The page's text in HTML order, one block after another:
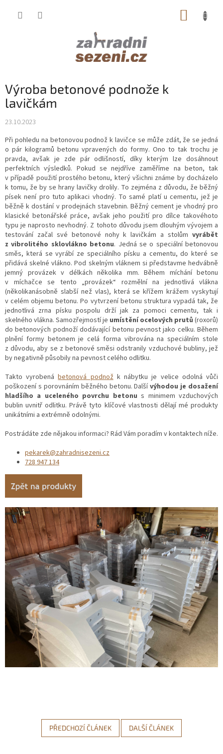
Výroba betonové podnože k
lavičkám
23.10.2023
Při pohledu na betonovou podnož k lavičce se může zdát, že se jedná
o pár kilogramů betonu vpravených do formy. Ono to tak trochu je
pravda, avšak je zde pár odlišností, díky kterým lze dosáhnout
perfektních výsledků. Pokud se nejdříve zaměříme na beton, tak
v případě použití prostého betonu, který všichni známe by docházelo
k tomu, že by se hrany lavičky drolily. To zejména z důvodu, že běžný
písek není pro tuto aplikaci vhodný. To samé platí u cementu, jež je
běžně k dostání v prodejnách stavebnin. Běžný cement je vhodný pro
klasické betonářské práce, avšak jeho použití pro dílce takovéhoto
typu je naprosto nevhodný. Z tohoto důvodu jsem dlouhým vývojem a
testování začal své betonové nohy k lavičkám a stolům vyrábět
z vibrolitého sklovlákno betonu. Jedná se o speciální betonovou
směs, která se vyrábí ze speciálního písku a cementu, do které se
přidává skelné vlákno. Pod skelným vláknem si představme hedvábně
jemný provázek v délkách několika mm. Během míchání betonu
v míchačce se tento „provázek“ rozmělní na jednotlivá vlákna
(několikanásobně slabší než vlas), která se křížem krážem vyskytují
v celém objemu betonu. Po vytvrzení betonu struktura vypadá tak, že
jednotlivá zrna písku pospolu drží jak za pomoci cementu, tak i
skelného vlákna. Samozřejmostí je umístění ocelových prutů (roxorů)
do betonových podnoží dodávající betonu pevnost jako celku. Během
plnění formy betonem je celá forma vibrována na speciálním stole
z důvodu, aby se z betonové směsi odstranily vzduchové bubliny, jež
by negativně působily na pevnost celého odlitku.
Takto vyrobenábetonová podnožk nábytku je velice odolná vůči
poškození s porovnáním běžného betonu. Dalšívýhodou je dosažení
hladšího a uceleného povrchu betonu s minimem vzduchových
bublin uvnitř odlitku. Právě tyto klíčové vlastnosti dělají mé produkty
unikátními a extrémně odolnými.
Postrádáte zde nějakou informaci? Rád Vám poradím v kontaktech níže.
pekarek@zahradnisezeni.cz
728 947 134
PŘEDCHOZÍ ČLÁNEK DALŠÍ ČLÁNEK